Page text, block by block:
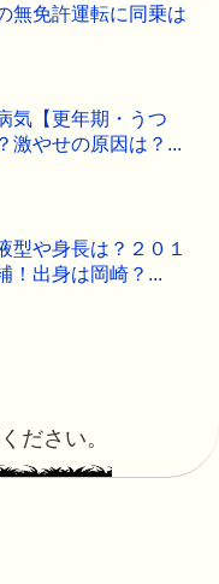
無免許運転に同乗は
気【更年期・うつ
激やせの原因は？...
型や身長は？２０１
！出身は岡崎？...
ださい。